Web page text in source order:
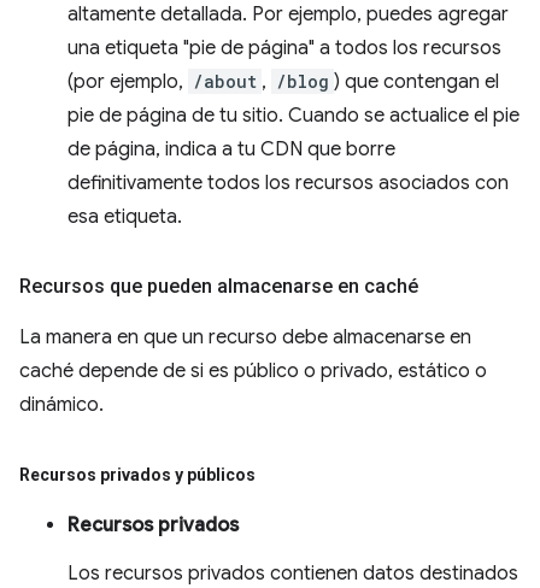
altamente detallada. Por ejemplo, puedes agregar
una etiqueta "pie de página" a todos los recursos
(por ejemplo, /about , /blog ) que contengan el
pie de página de tu sitio. Cuando se actualice el pie
de página, indica a tu CDN que borre
definitivamente todos los recursos asociados con
esa etiqueta.
Recursos que pueden almacenarse en caché
La manera en que un recurso debe almacenarse en
caché depende de si es público o privado, estático o
dinámico.
Recursos privados y públicos
Recursos privados
Los recursos privados contienen datos destinados